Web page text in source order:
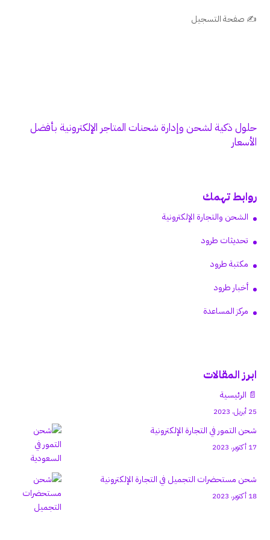
✍️ صفحة التسجيل
حلول ذكية لشحن وإدارة شحنات المتاجر الإلكترونية بأفضل
الأسعار
روابط تهمك
الشحن والتجارة الإلكترونية
تحديثات طرود
مكتبة طرود
أخبار طرود
مركز المساعدة
ابرز المقالات
📄 الرئيسية
25 أبريل، 2023
شحن التمور في التجارة الإلكترونية
17 أكتوبر، 2023
شحن مستحضرات التجميل في التجارة الإلكترونية
18 أكتوبر، 2023